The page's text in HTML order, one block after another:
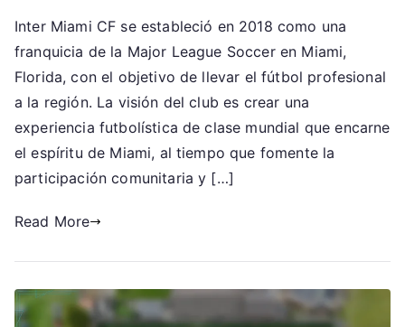
Miami
CF:
Historia
del
lanzamiento,
Jugadores
clave
Inter Miami CF se estableció en 2018 como una
franquicia de la Major League Soccer en Miami,
Florida, con el objetivo de llevar el fútbol profesional
a la región. La visión del club es crear una
experiencia futbolística de clase mundial que encarne
el espíritu de Miami, al tiempo que fomente la
participación comunitaria y […]
Read More